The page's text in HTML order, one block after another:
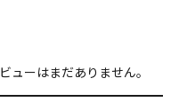
ューはまだありません。